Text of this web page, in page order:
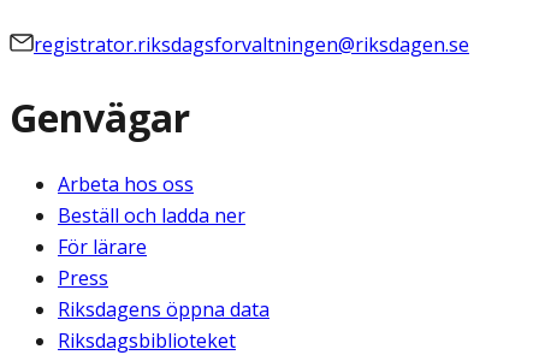
registrator.riksdagsforvaltningen@riksdagen.se
Genvägar
Arbeta hos oss
Beställ och ladda ner
För lärare
Press
Riksdagens öppna data
Riksdagsbiblioteket